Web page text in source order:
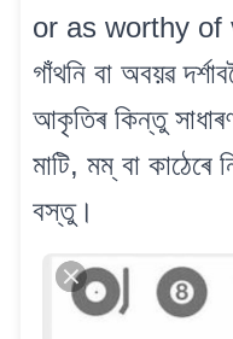
or as worthy of
গাঁথনি বা অবয়ৱ
আকৃতিৰ কিন্তু
মাটি, মম্ বা কাঠেৰে
বস্তু।